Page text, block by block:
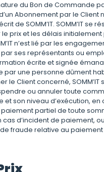
du Bon de Commande
Abonnement par le Client
de SOMM’IT. SOMM’IT se
prix et les délais
n’est lié par les
ses représentants ou
écrite et signée
par une personne dûment
le Client concerné, SOMM’IT
ou annuler toute
et son niveau d’exécution,
partiel de toute
cas d’incident de paiement,
fraude relative au